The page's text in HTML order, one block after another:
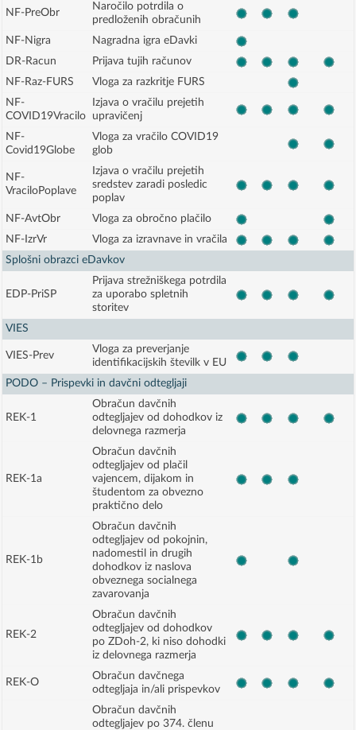
NF-PreObr
Naročilo potrdila o
predloženih obračunih
NF-Nigra
Nagradna igra eDavki
DR-Racun
Prijava tujih računov
NF-Raz-FURS
Vloga za razkritje FURS
NF-
COVID19Vracilo
Izjava o vračilu prejetih
upravičenj
NF-
Covid19Globe
Vloga za vračilo COVID19
glob
NF-
VraciloPoplave
Izjava o vračilu prejetih
sredstev zaradi posledic
poplav
NF-AvtObr
Vloga za obročno plačilo
NF-IzrVr
Vloga za izravnave in vračila
Splošni obrazci eDavkov
EDP-PriSP
Prijava strežniškega potrdila
za uporabo spletnih
storitev
VIES
VIES-Prev
Vloga za preverjanje
identifikacijskih številk v EU
PODO – Prispevki in davčni odtegljaji
REK-1
Obračun davčnih
odtegljajev od dohodkov iz
delovnega razmerja
REK-1a
Obračun davčnih
odtegljajev od plačil
vajencem, dijakom in
študentom za obvezno
praktično delo
REK-1b
Obračun davčnih
odtegljajev od pokojnin,
nadomestil in drugih
dohodkov iz naslova
obveznega socialnega
zavarovanja
REK-2
Obračun davčnih
odtegljajev od dohodkov
po ZDoh-2, ki niso dohodki
iz delovnega razmerja
REK-O
Obračun davčnega
odtegljaja in/ali prispevkov
Obračun davčnih
odtegljajev po 374. členu